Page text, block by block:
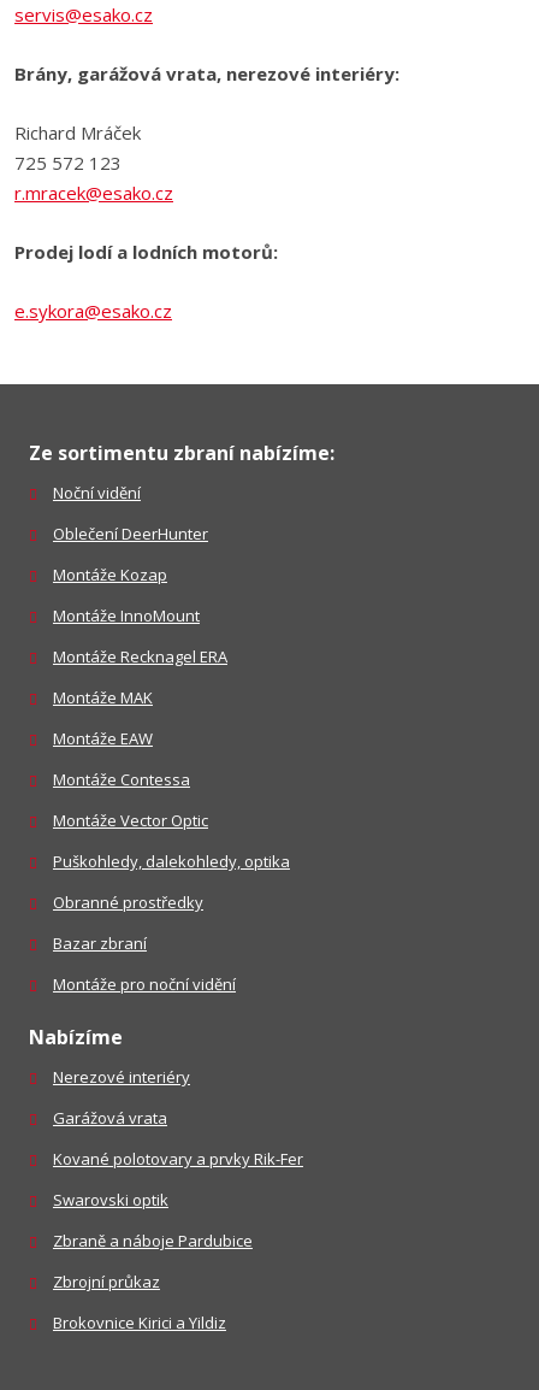
servis@esako.cz
Brány, garážová vrata, nerezové interiéry:
Richard Mráček
725 572 123
r.mracek@esako.cz
Prodej lodí a lodních motorů:
e.sykora@esako.cz
Ze sortimentu zbraní nabízíme:
Noční vidění
Oblečení DeerHunter
Montáže Kozap
Montáže InnoMount
Montáže Recknagel ERA
Montáže MAK
Montáže EAW
Montáže Contessa
Montáže Vector Optic
Puškohledy, dalekohledy, optika
Obranné prostředky
Bazar zbraní
Montáže pro noční vidění
Nabízíme
Nerezové interiéry
Garážová vrata
Kované polotovary a prvky Rik-Fer
Swarovski optik
Zbraně a náboje Pardubice
Zbrojní průkaz
Brokovnice Kirici a Yildiz